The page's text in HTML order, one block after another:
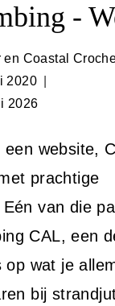
-
en Coastal
2020
2026
website,
prachtige
van die
CAL, een
op wat je
bij